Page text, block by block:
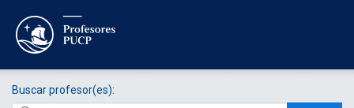
Buscar profesor(es):